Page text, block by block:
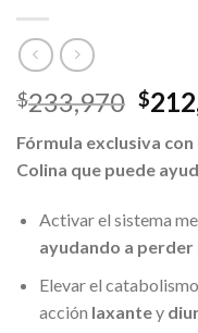
$233,970 El
precio
era:
$
Fórmula exclusiva
Colina que puede
Activar el sistema
ayudando a
Elevar el
acción laxantey